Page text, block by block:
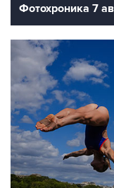
Фотохроника 7